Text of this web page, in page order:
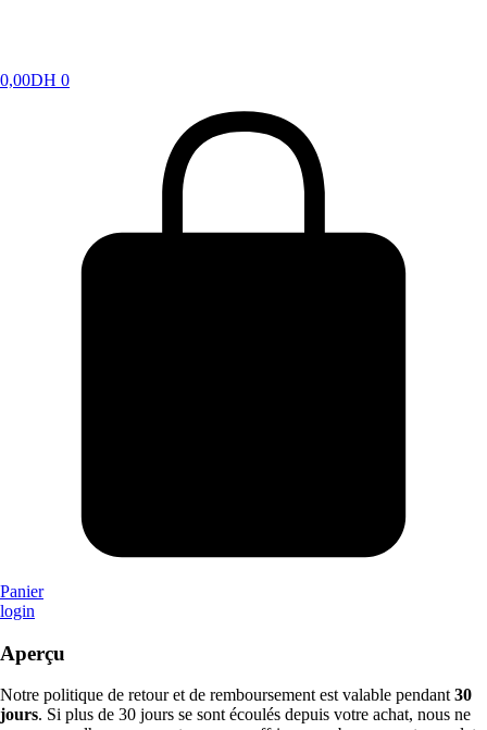
0,00DH 0
Panier
login
Aperçu
Notre politique de retour et de remboursement est valable pendant 30
jours. Si plus de 30 jours se sont écoulés depuis votre achat, nous ne